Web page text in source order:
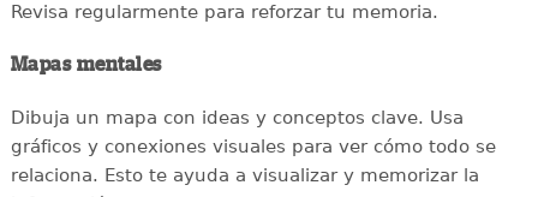
Revisa regularmente para reforzar tu memoria.
Mapas mentales
Dibuja un mapa con ideas y conceptos clave. Usa
gráficos y conexiones visuales para ver cómo todo se
relaciona. Esto te ayuda a visualizar y memorizar la